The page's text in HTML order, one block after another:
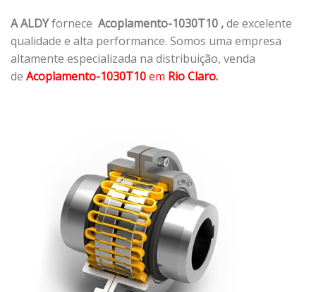
A ALDYfornece Acoplamento-1030T10 ,de excelente
qualidade e alta performance. Somos uma empresa
altamente especializada na distribuição, venda
de Acoplamento-1030T10em Rio Claro.